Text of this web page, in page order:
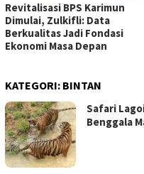
Revitalisasi BPS Karimun
Dimulai, Zulkifli: Data
Berkualitas Jadi Fondasi
Ekonomi Masa Depan
KATEGORI: BINTAN
Safari
Benggala